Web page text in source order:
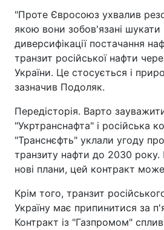
"Проте Євросоюз ухвалив
якою вони зобов'язані
диверсифікації постачання
транзит російської нафти
України. Це стосується і
зазначив Подоляк.
Передісторія. Варто
"Укртранснафта" і російська
"Транснєфть" уклали угоду
транзиту нафти до 2030
нові плани, цей контракт
Крім того, транзит
Україну має припинитися за
Контракт із "Газпромом"